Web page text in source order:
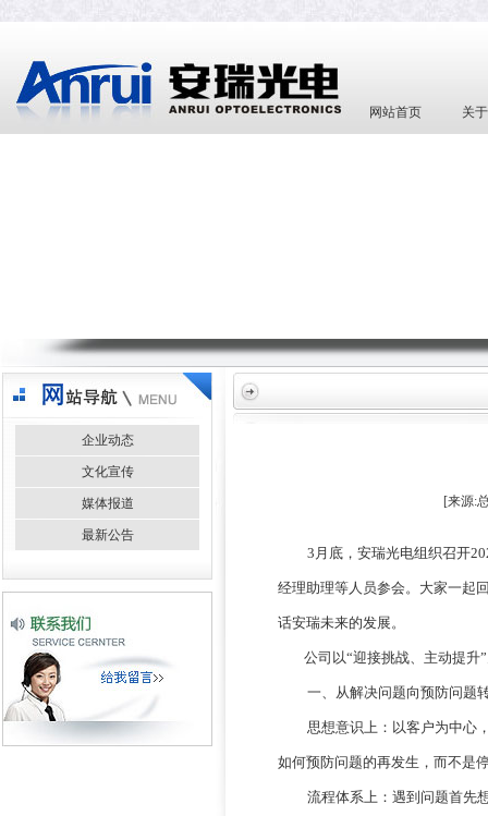
网站首页 关
企业动态
文化宣传
媒体报道
最新公告
[来源:
3 月底，安瑞光电组织召开
经理助理等人员参会。大家一起
话安瑞未来的发展。
公司以“迎接挑战、主动提升
一、从解决问题向预防问题
思想意识上：以客户为中心
如何预防问题的再发生，而不是
流程体系上：遇到问题首先